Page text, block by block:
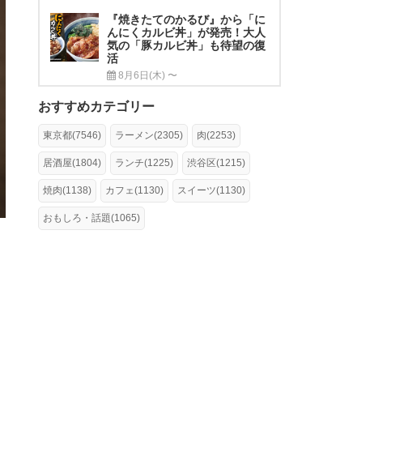
『焼きたてのかるび』から「に
んにくカルビ丼」が発売！大人
気の「豚カルビ丼」も待望の復
活
8月6日(木) 〜
おすすめカテゴリー
東京都(7546) ラーメン(2305) 肉(2253)
居酒屋(1804) ランチ(1225) 渋谷区(1215)
焼肉(1138) カフェ(1130) スイーツ(1130)
おもしろ・話題(1065)